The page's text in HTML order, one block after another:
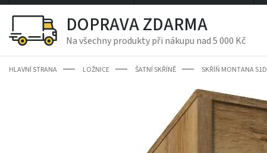
DOPRAVA ZDARMA
Na všechny produkty při nákupu nad 5 000 Kč
HLAVNÍ STRANA LOŽNICE ŠATNÍ SKŘÍNĚ SKŘÍŇ MONTANA S1D